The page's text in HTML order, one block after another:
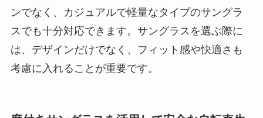
ンでなく、カジュアルで軽量なタイプのサングラ
スでも十分対応できます。サングラスを選ぶ際に
は、デザインだけでなく、フィット感や快適さも
考慮に入れることが重要です。